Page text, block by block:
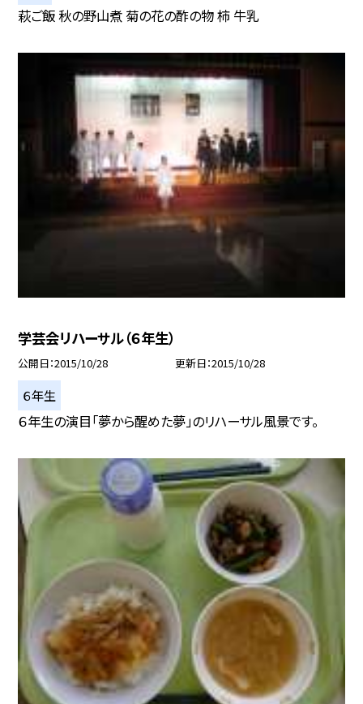
萩ご飯 秋の野山煮 菊の花の酢の物 柿 牛乳
学芸会リハーサル（６年生）
公開日 2015/10/28 更新日 2015/10/28
６年生
６年生の演目「夢から醒めた夢」のリハーサル風景です。